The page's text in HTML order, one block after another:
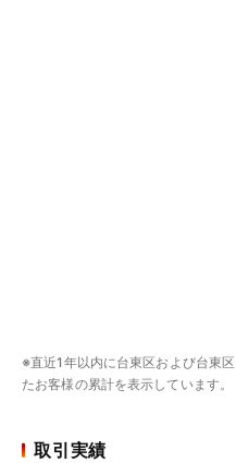
※直近1年以内に台東区および台東
たお客様の累計を表示しています。
取引実績